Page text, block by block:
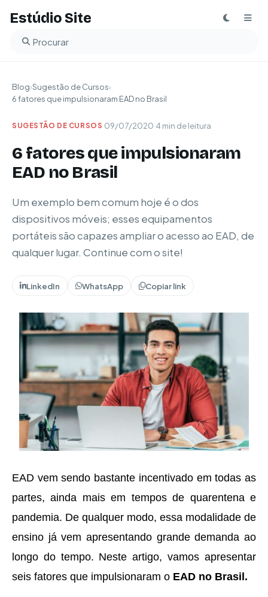
Estúdio Site
Buscar no blog
Blog›Sugestão de Cursos›
6 fatores que impulsionaram EAD no Brasil
SUGESTÃO DE CURSOS·09/07/2020·4 min de leitura
6 fatores que impulsionaram
EAD no Brasil
Um exemplo bem comum hoje é o dos
dispositivos móveis; esses equipamentos
portáteis são capazes ampliar o acesso ao EAD, de
qualquer lugar. Continue com o site!
LinkedIn WhatsApp Copiar link
EAD vem sendo bastante incentivado em todas as
partes, ainda mais em tempos de quarentena e
pandemia. De qualquer modo, essa modalidade de
ensino já vem apresentando grande demanda ao
longo do tempo. Neste artigo, vamos apresentar
seis fatores que impulsionaram o EAD no Brasil.